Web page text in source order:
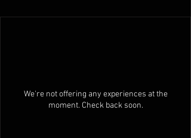
We're not offering any experiences at the
moment. Check back soon.